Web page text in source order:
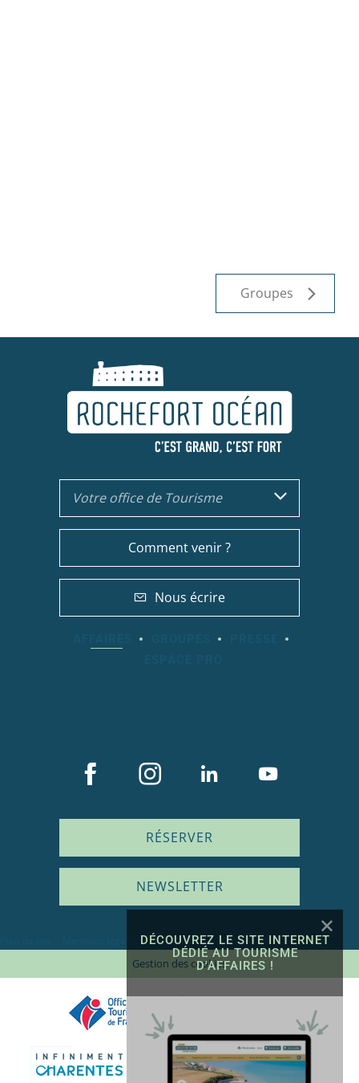
Groupes
DÉCOUVREZ LE SITE INTERNET
DÉDIÉ AU TOURISME
D'AFFAIRES !
Votre office de Tourisme
Comment venir ?
Nous écrire
RÉSERVER
NEWSLETTER
Gestion des cookies